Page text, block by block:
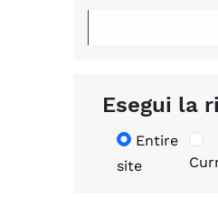
Esegui la
Entire
site